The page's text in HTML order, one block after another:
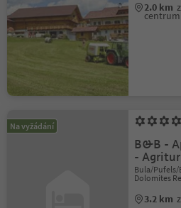
2.0 km
centrum
Na vyžádání
B&B -
-
Bula/
Dolomites
3.2 km